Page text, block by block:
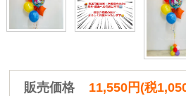
販売価格 11,550円(税